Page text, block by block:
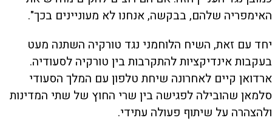
האימפריה שלהם, בבקשה, אנחנו לא מעוניינים בכך".
יחד עם זאת, השיח הלוחמני נגד טורקיה השתנה מעט
בעקבות אינדיקציות להתקרבות בין טורקיה לסעודיה.
ארדואן קיים לאחרונה שיחת טלפון עם המלך הסעודי
סלמאן שהובילה לפגישה בין שרי החוץ של שתי המדינות
ולהצהרה על שיתוף פעולה עתידי.